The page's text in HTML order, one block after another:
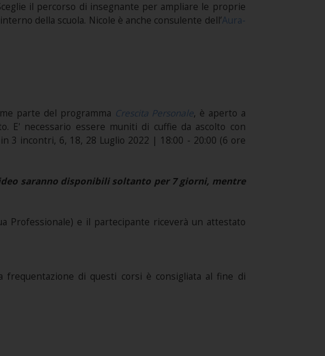
il percorso di insegnante per ampliare le proprie
della scuola. Nicole è anche consulente dell’Aura-
parte del programma Crescita Personale, è aperto a
necessario essere muniti di cuffie da ascolto con
3 incontri, 6, 18, 28 Luglio 2022 | 18:00 - 20:00 (6 ore
saranno disponibili soltanto per 7 giorni, mentre
Professionale) e il partecipante riceverà un attestato
frequentazione di questi corsi è consigliata al fine di